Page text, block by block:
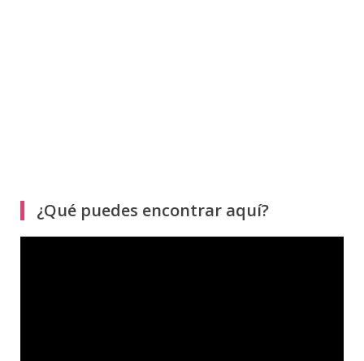
¿Qué puedes encontrar aquí?